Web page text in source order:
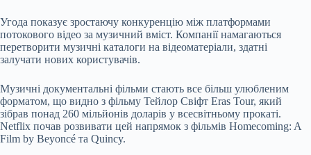
Угода показує зростаючу конкуренцію між платформами
потокового відео за музичний вміст. Компанії намагаються
перетворити музичні каталоги на відеоматеріали, здатні
залучати нових користувачів.
Музичні документальні фільми стають все більш улюбленим
форматом, що видно з фільму Тейлор Свіфт Eras Tour, який
зібрав понад 260 мільйонів доларів у всесвітньому прокаті.
Netflix почав розвивати цей напрямок з фільмів Homecoming: A
Film by Beyoncé та Quincy.